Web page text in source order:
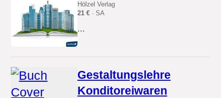
Hölzel Verlag
21 €· SA
...
Gestaltungslehre
Konditoreiwaren